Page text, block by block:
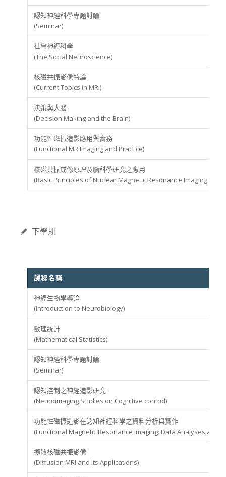
認知神經科學專題討論
(Seminar)
社會神經科學
(The Social Neuroscience)
核磁共振影像特論
(Current Topics in MRI)
決策與大腦
(Decision Making and the Brain)
功能性磁振造影應用與實務
(Functional MR Imaging and Practice)
核磁共振成像原理及腦科學研究之應用
(Basic Principles of Nuclear Magnetic Resonance Imaging and
下學期
課程名稱
神經生物學導論
(Introduction to Neurobiology)
數理統計
(Mathematical Statistics)
認知神經科學專題討論
(Seminar)
認知控制之神經造影研究
(Neuroimaging Studies on Cognitive control)
功能性磁振造影在認知神經科學之資料分析與實作
(Functional Magnetic Resonance Imaging: Data Analyses and
擴散核磁共振影像
(Diffusion MRI and Its Applications)